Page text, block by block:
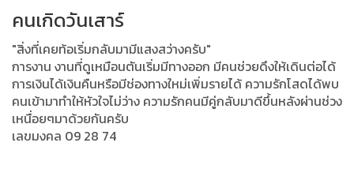
คนเกิดวันเสาร์
"สิ่งที่เคยท้อเริ่มกลับมามีแสงสว่างครับ"
การงาน งานที่ดูเหมือนตันเริ่มมีทางออก มีคนช่วยดึงให้เดินต่อได้
การเงินได้เงินคืนหรือมีช่องทางใหม่เพิ่มรายได้ ความรักโสดได้พบ
คนเข้ามาทำให้หัวใจไม่ว่าง ความรักคนมีคู่กลับมาดีขึ้นหลังผ่านช่วง
เหนื่อยๆมาด้วยกันครับ
เลขมงคล 09 28 74